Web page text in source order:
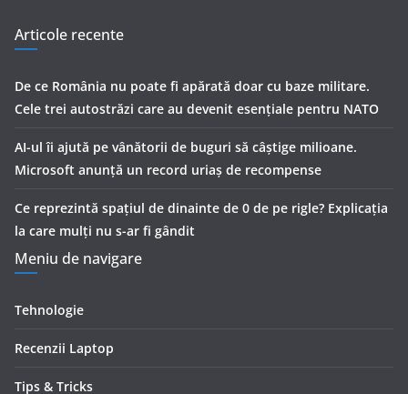
Articole recente
De ce România nu poate fi apărată doar cu baze militare.
Cele trei autostrăzi care au devenit esențiale pentru NATO
AI-ul îi ajută pe vânătorii de buguri să câștige milioane.
Microsoft anunță un record uriaș de recompense
Ce reprezintă spaţiul de dinainte de 0 de pe rigle? Explicaţia
la care mulţi nu s-ar fi gândit
Meniu de navigare
Tehnologie
Recenzii Laptop
Tips & Tricks